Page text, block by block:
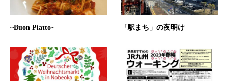
~Buon Piatto~ 「駅まち」の夜明け